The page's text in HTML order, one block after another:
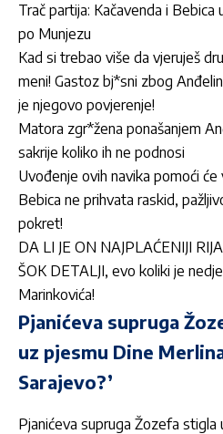
Trač partija: Kačavenda i Bebica
po Munjezu
Kad si trebao više da vjeruješ
meni! Gastoz bj*sni zbog
je njegovo povjerenje!
Matora zgr*žena ponašanjem
sakrije koliko ih ne podnosi
Uvođenje ovih navika pomoći
Bebica ne prihvata raskid,
pokret!
DA LI JE ON NAJPLAĆENIJI
ŠOK DETALJI, evo koliki je
Marinkovića!
Pjanićeva supruga
uz pjesmu Dine
Sarajevo?’
Pjanićeva supruga Žozefa stigla